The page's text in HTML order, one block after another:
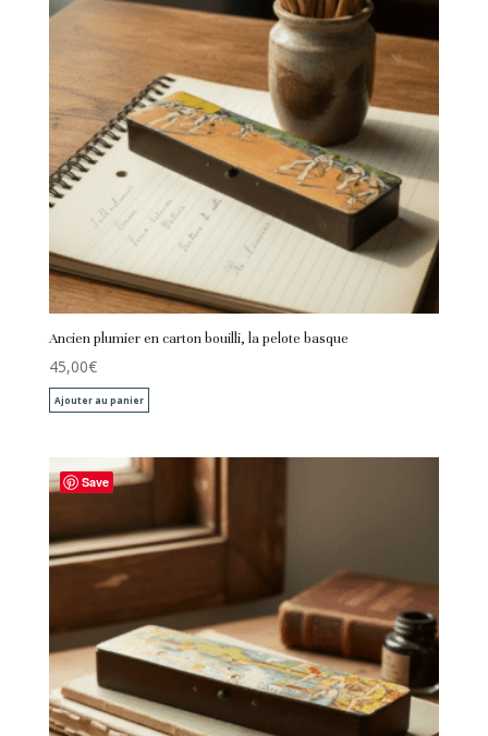
Ancien plumier en carton bouilli, la pelote basque
45,00€
Ajouter au panier
Save